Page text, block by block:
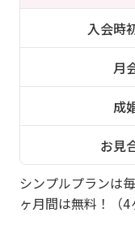
入会時
月
成
お見
シンプルプランは
ヶ月間は無料！（4